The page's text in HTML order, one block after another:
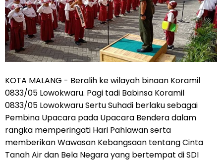
KOTA MALANG - Beralih ke wilayah binaan Koramil
0833/05 Lowokwaru. Pagi tadi Babinsa Koramil
0833/05 Lowokwaru Sertu Suhadi berlaku sebagai
Pembina Upacara pada Upacara Bendera dalam
rangka memperingati Hari Pahlawan serta
memberikan Wawasan Kebangsaan tentang Cinta
Tanah Air dan Bela Negara yang bertempat di SDI